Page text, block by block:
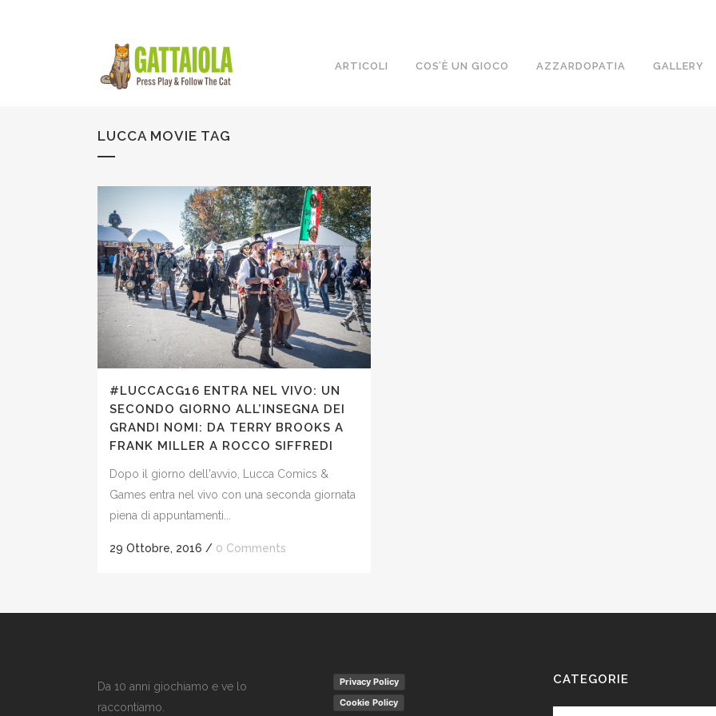
ARTICOLI COS’È UN GIOCO AZZARDOPATIA GALLERY
LUCCA MOVIE TAG
#LUCCACG16 ENTRA NEL VIVO: UN
SECONDO GIORNO ALL’INSEGNA DEI
GRANDI NOMI: DA TERRY BROOKS A
FRANK MILLER A ROCCO SIFFREDI
Dopo il giorno dell'avvio, Lucca Comics &
Games entra nel vivo con una seconda giornata
piena di appuntamenti...
29 Ottobre, 2016 / 0 Comments
Da 10 anni giochiamo e ve lo
raccontiamo.
Privacy Policy
Cookie Policy
CATEGORIE